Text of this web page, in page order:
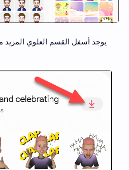
يوجد أسفل القسم العلوي المزيد